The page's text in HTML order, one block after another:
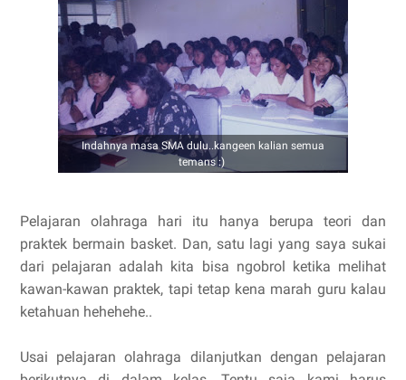
Indahnya masa SMA dulu..kangeen kalian semua
temans :)
Pelajaran olahraga hari itu hanya berupa teori dan
praktek bermain basket. Dan, satu lagi yang saya sukai
dari pelajaran adalah kita bisa ngobrol ketika melihat
kawan-kawan praktek, tapi tetap kena marah guru kalau
ketahuan hehehehe..
Usai pelajaran olahraga dilanjutkan dengan pelajaran